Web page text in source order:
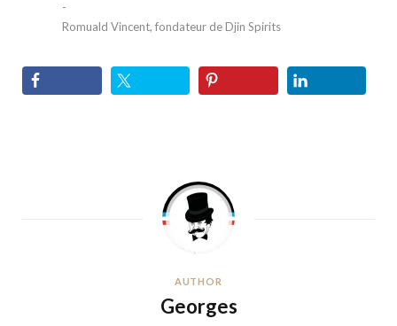
Romuald Vincent, fondateur de Djin Spirits
AUTHOR
Georges